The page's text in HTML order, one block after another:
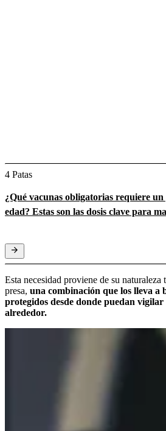
4 Patas
¿Qué vacunas obligatorias requiere un
edad? Estas son las dosis clave para
Esta necesidad proviene de su naturaleza
presa, una combinación que los lleva a
protegidos desde donde puedan
alrededor.